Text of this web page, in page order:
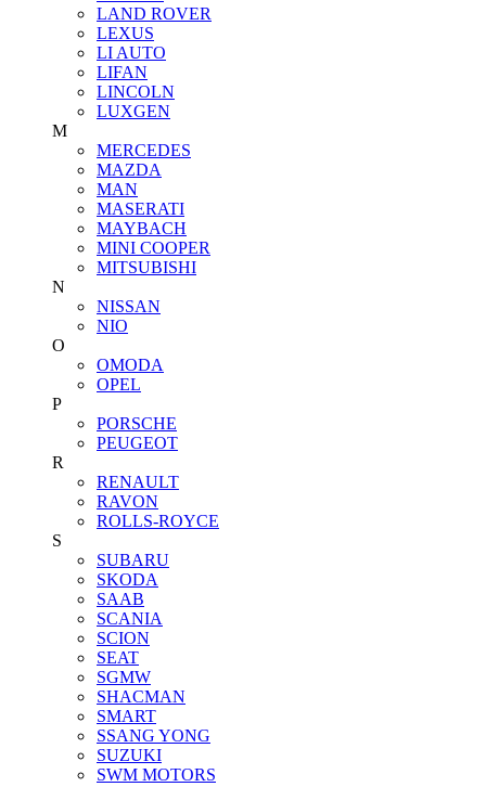
LAND ROVER
LEXUS
LI AUTO
LIFAN
LINCOLN
LUXGEN
M
MERCEDES
MAZDA
MAN
MASERATI
MAYBACH
MINI COOPER
MITSUBISHI
N
NISSAN
NIO
O
OMODA
OPEL
P
PORSCHE
PEUGEOT
R
RENAULT
RAVON
ROLLS-ROYCE
S
SUBARU
SKODA
SAAB
SCANIA
SCION
SEAT
SGMW
SHACMAN
SMART
SSANG YONG
SUZUKI
SWM MOTORS